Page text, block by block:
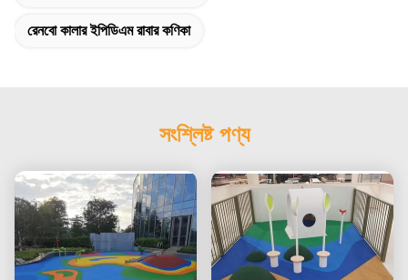
রেনবো কালার ইপিডিএম রাবার কণিকা
সংশ্লিষ্ট পণ্য